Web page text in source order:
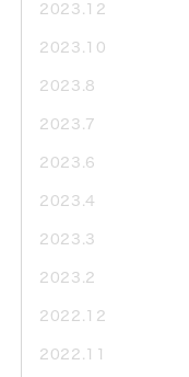
2023.12
2023.10
2023.8
2023.7
2023.6
2023.4
2023.3
2023.2
2022.12
2022.11